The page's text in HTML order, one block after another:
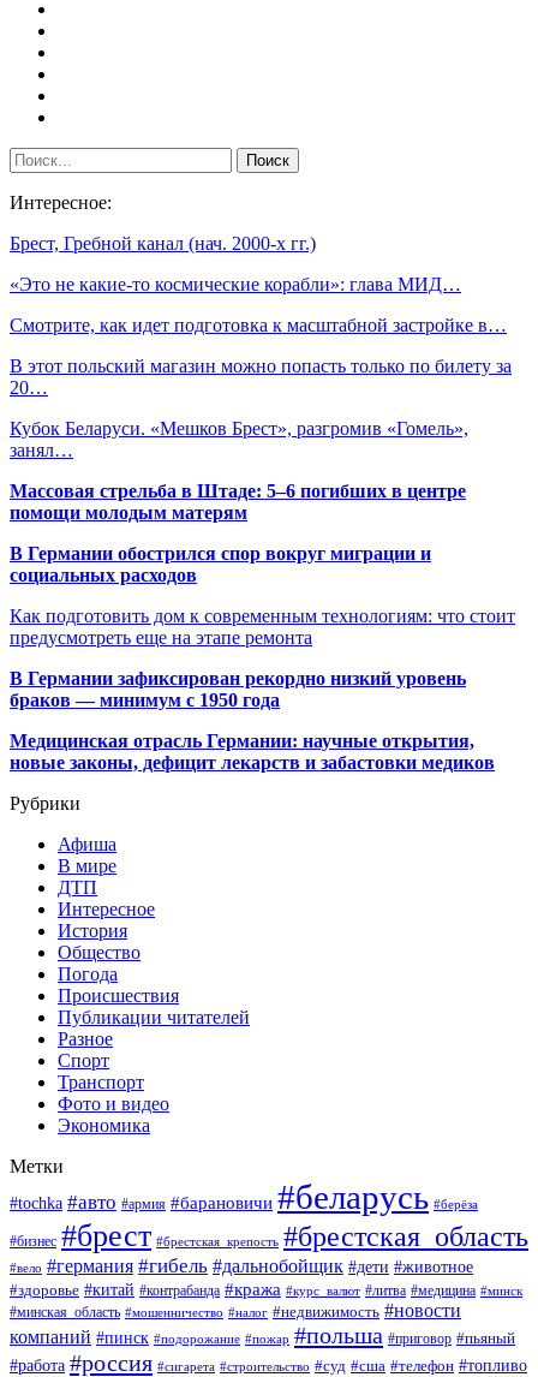
Интересное:
Брест, Гребной канал (нач. 2000-х гг.)
«Это не какие-то космические корабли»: глава МИД…
Смотрите, как идет подготовка к масштабной застройке в…
В этот польский магазин можно попасть только по билету за
20…
Кубок Беларуси. «Мешков Брест», разгромив «Гомель»,
занял…
Массовая стрельба в Штаде: 5–6 погибших в центре
помощи молодым матерям
В Германии обострился спор вокруг миграции и
социальных расходов
Как подготовить дом к современным технологиям: что стоит
предусмотреть еще на этапе ремонта
В Германии зафиксирован рекордно низкий уровень
браков — минимум с 1950 года
Медицинская отрасль Германии: научные открытия,
новые законы, дефицит лекарств и забастовки медиков
Рубрики
Афиша
В мире
ДТП
Интересное
История
Общество
Погода
Происшествия
Публикации читателей
Разное
Спорт
Транспорт
Фото и видео
Экономика
Метки
#tochka #авто #армия #барановичи #беларусь #берёза
#бизнес #брест #брестская_крепость #брестская_область
#вело #германия #гибель #дальнобойщик #дети #животное
#здоровье #китай #контрабанда #кража #курс_валют #литва #медицина #минск
#минская_область #мошенничество #налог #недвижимость #новости
компаний #пинск #подорожание #пожар #польша #приговор #пьяный
#работа #россия #сигарета #строительство #суд #сша #телефон #топливо